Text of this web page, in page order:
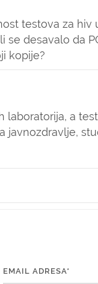
testova za hiv
se desavalo da
kopije?
laboratorija, a
javnozdravlje,
EMAIL ADRESA*